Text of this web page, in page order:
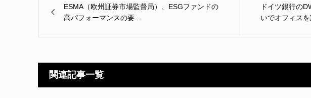
ESMA（欧州証券市場監督局）、ESGファンドの
高パフォーマンスの要...
ドイツ銀行の
いでオフィス
関連記事一覧